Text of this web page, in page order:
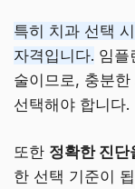
특히 치과 선택
자격입니다. 임플
술이므로, 충분
선택해야 합니다.
또한 정확한 진단
한 선택 기준이